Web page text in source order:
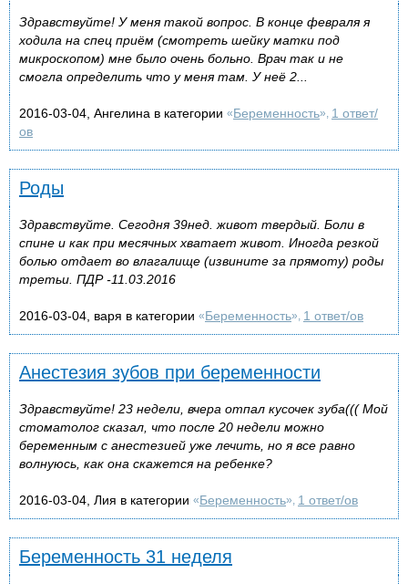
Здравствуйте! У меня такой вопрос. В конце февраля я
ходила на спец приём (смотреть шейку матки под
микроскопом) мне было очень больно. Врач так и не
смогла определить что у меня там. У неё 2...
2016-03-04, Ангелина в категории «Беременность», 1 ответ/
ов
Роды
Здравствуйте. Сегодня 39нед. живот твердый. Боли в
спине и как при месячных хватает живот. Иногда резкой
болью отдает во влагалище (извините за прямоту) роды
третьи. ПДР -11.03.2016
2016-03-04, варя в категории «Беременность», 1 ответ/ов
Анестезия зубов при беременности
Здравствуйте! 23 недели, вчера отпал кусочек зуба((( Мой
стоматолог сказал, что после 20 недели можно
беременным с анестезией уже лечить, но я все равно
волнуюсь, как она скажется на ребенке?
2016-03-04, Лия в категории «Беременность», 1 ответ/ов
Беременность 31 неделя